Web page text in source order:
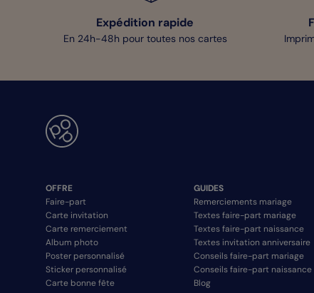
Expédition rapide
En 24h-48h pour toutes nos cartes
OFFRE
Faire-part
Carte invitation
Carte remerciement
Album photo
Poster personnalisé
Sticker personnalisé
Carte bonne fête
GUIDES
Remerciements mariage
Textes faire-part mariage
Textes faire-part naissance
Textes invitation anniversaire
Conseils faire-part mariage
Conseils faire-part naissance
Blog